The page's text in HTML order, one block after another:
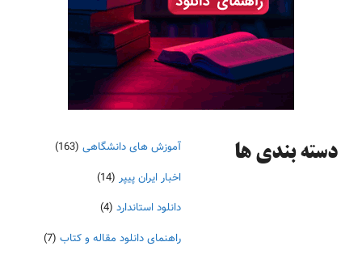
دسته‌ بندی ها آموزش های دانشگاهی (163)
اخبار ایران پیپر (14)
دانلود استاندارد (4)
راهنمای دانلود مقاله و کتاب (7)